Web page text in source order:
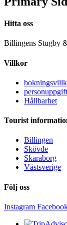
Hitta oss
Billingens Stugby
Villkor
Hållbarhet
Tourist
Billingen
Skövde
Skaraborg
Västsverige
Följ oss
Instagram